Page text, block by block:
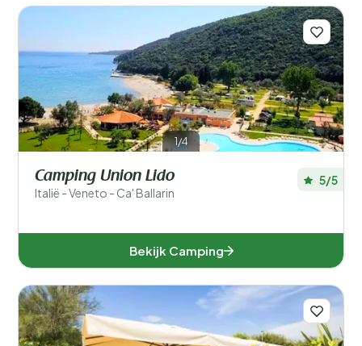
Populaire filters
Type accommodatie
Zwemmen
Algemeen
Sport en vrije tijd
Filters opslaan
1/4
Camping Union Lido
Italië - Veneto - Ca' Ballarin
5/5
Bekijk Camping